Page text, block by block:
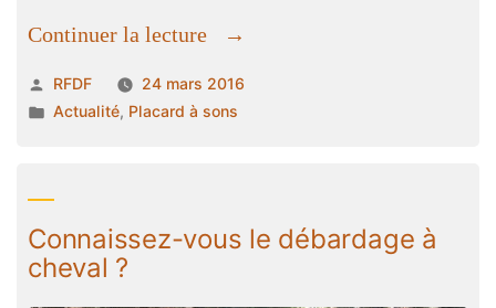
Continuer la lecture
« Le
Joering »
Publié
par
RFDF
24 mars 2016
Publié
Actualité, Placard à sons
Connaissez-vous le débardage à
cheval ?